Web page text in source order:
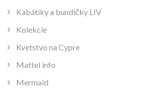
Kabátiky a bundičky LIV
Kolekcie
Kvetstvo na Cypre
Mattel info
Mermaid